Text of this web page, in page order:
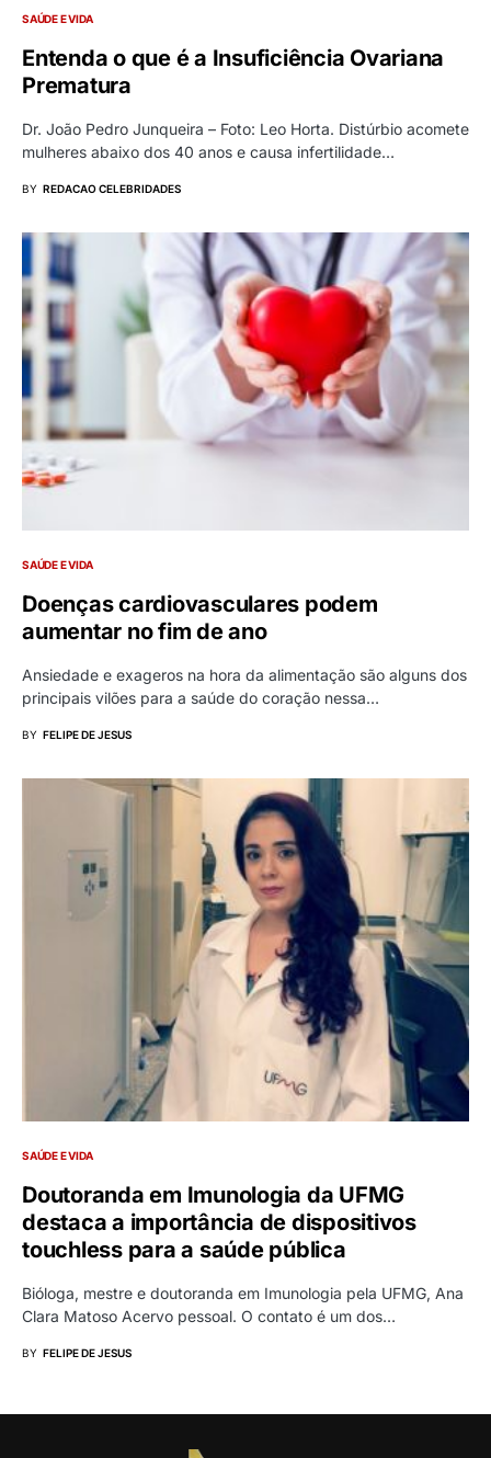
SAÚDE E VIDA
Entenda o que é a Insuficiência Ovariana
Prematura
Dr. João Pedro Junqueira – Foto: Leo Horta. Distúrbio acomete
mulheres abaixo dos 40 anos e causa infertilidade…
BY REDACAO CELEBRIDADES
SAÚDE E VIDA
Doenças cardiovasculares podem
aumentar no fim de ano
Ansiedade e exageros na hora da alimentação são alguns dos
principais vilões para a saúde do coração nessa…
BY FELIPE DE JESUS
SAÚDE E VIDA
Doutoranda em Imunologia da UFMG
destaca a importância de dispositivos
touchless para a saúde pública
Bióloga, mestre e doutoranda em Imunologia pela UFMG, Ana
Clara Matoso Acervo pessoal. O contato é um dos…
BY FELIPE DE JESUS